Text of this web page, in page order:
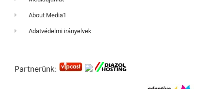
About Media1
Adatvédelmi irányelvek
Partnerünk: